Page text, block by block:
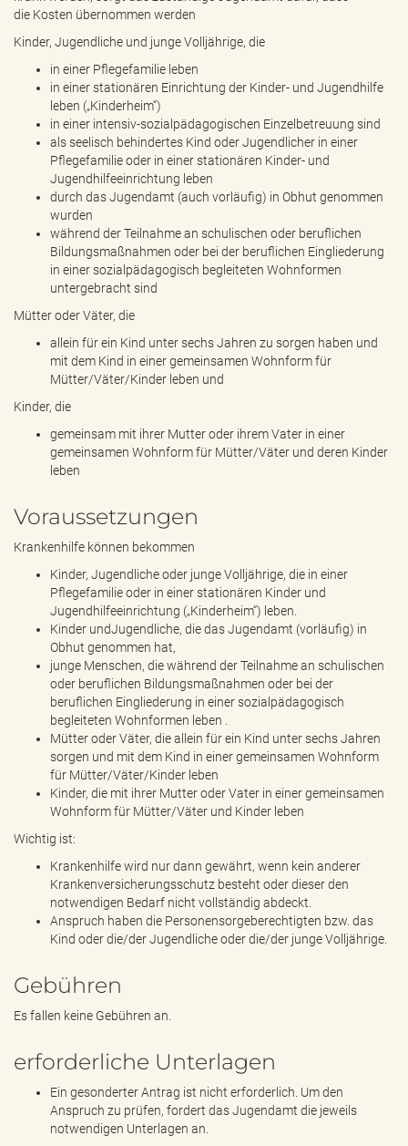
die Kosten übernommen werden
Kinder, Jugendliche und junge Volljährige, die
in einer Pflegefamilie leben
in einer stationären Einrichtung der Kinder- und Jugendhilfe
leben („Kinderheim“)
in einer intensiv-sozialpädagogischen Einzelbetreuung sind
als seelisch behindertes Kind oder Jugendlicher in einer
Pflegefamilie oder in einer stationären Kinder- und
Jugendhilfeeinrichtung leben
durch das Jugendamt (auch vorläufig) in Obhut genommen
wurden
während der Teilnahme an schulischen oder beruflichen
Bildungsmaßnahmen oder bei der beruflichen Eingliederung
in einer sozialpädagogisch begleiteten Wohnformen
untergebracht sind
Mütter oder Väter, die
allein für ein Kind unter sechs Jahren zu sorgen haben und
mit dem Kind in einer gemeinsamen Wohnform für
Mütter/Väter/Kinder leben und
Kinder, die
gemeinsam mit ihrer Mutter oder ihrem Vater in einer
gemeinsamen Wohnform für Mütter/Väter und deren Kinder
leben
Voraussetzungen
Krankenhilfe können bekommen
Kinder, Jugendliche oder junge Volljährige, die in einer
Pflegefamilie oder in einer stationären Kinder und
Jugendhilfeeinrichtung („Kinderheim“) leben.
Kinder undJugendliche, die das Jugendamt (vorläufig) in
Obhut genommen hat,
junge Menschen, die während der Teilnahme an schulischen
oder beruflichen Bildungsmaßnahmen oder bei der
beruflichen Eingliederung in einer sozialpädagogisch
begleiteten Wohnformen leben .
Mütter oder Väter, die allein für ein Kind unter sechs Jahren
sorgen und mit dem Kind in einer gemeinsamen Wohnform
für Mütter/Väter/Kinder leben
Kinder, die mit ihrer Mutter oder Vater in einer gemeinsamen
Wohnform für Mütter/Väter und Kinder leben
Wichtig ist:
Krankenhilfe wird nur dann gewährt, wenn kein anderer
Krankenversicherungsschutz besteht oder dieser den
notwendigen Bedarf nicht vollständig abdeckt.
Anspruch haben die Personensorgeberechtigten bzw. das
Kind oder die/der Jugendliche oder die/der junge Volljährige.
Gebühren
Es fallen keine Gebühren an.
erforderliche Unterlagen
Ein gesonderter Antrag ist nicht erforderlich. Um den
Anspruch zu prüfen, fordert das Jugendamt die jeweils
notwendigen Unterlagen an.